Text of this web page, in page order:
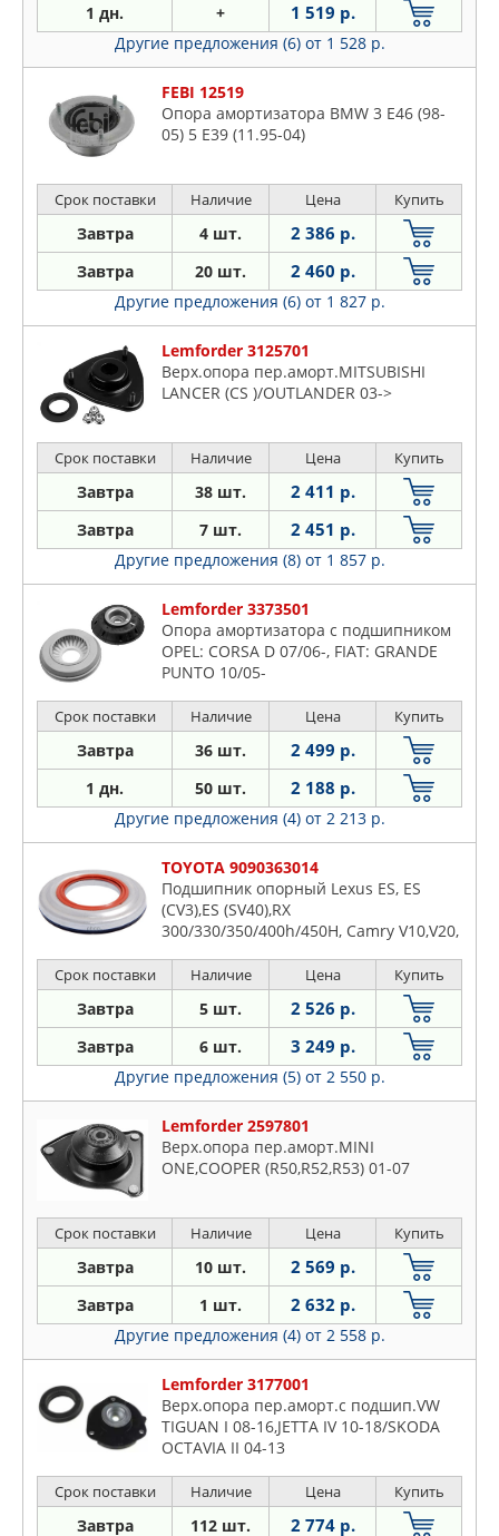
1 дн. + 1 519 р.
Другие предложения (6) от 1 528 р.
FEBI 12519
Опора амортизатора BMW 3 E46 (98-
05) 5 E39 (11.95-04)
Срок поставки Наличие Цена Купить
Завтра 4 шт. 2 386 р.
Завтра 20 шт. 2 460 р.
Другие предложения (6) от 1 827 р.
Lemforder 3125701
Верх.опора пер.аморт.MITSUBISHI
LANCER (CS )/OUTLANDER 03->
Срок поставки Наличие Цена Купить
Завтра 38 шт. 2 411 р.
Завтра 7 шт. 2 451 р.
Другие предложения (8) от 1 857 р.
Lemforder 3373501
Опора амортизатора с подшипником
OPEL: CORSA D 07/06-, FIAT: GRANDE
PUNTO 10/05-
Срок поставки Наличие Цена Купить
Завтра 36 шт. 2 499 р.
1 дн. 50 шт. 2 188 р.
Другие предложения (4) от 2 213 р.
TOYOTA 9090363014
Подшипник опорный Lexus ES, ES
(CV3),ES (SV40),RX
300/330/350/400h/450H, Camry V10,V20,
Sienna III, Venza
Срок поставки Наличие Цена Купить
Завтра 5 шт. 2 526 р.
Завтра 6 шт. 3 249 р.
Другие предложения (5) от 2 550 р.
Lemforder 2597801
Верх.опора пер.аморт.MINI
ONE,COOPER (R50,R52,R53) 01-07
Срок поставки Наличие Цена Купить
Завтра 10 шт. 2 569 р.
Завтра 1 шт. 2 632 р.
Другие предложения (4) от 2 558 р.
Lemforder 3177001
Верх.опора пер.аморт.с подшип.VW
TIGUAN I 08-16,JETTA IV 10-18/SKODA
OCTAVIA II 04-13
Срок поставки Наличие Цена Купить
Завтра 112 шт. 2 774 р.